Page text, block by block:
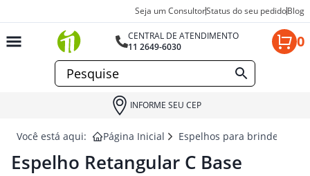
Seja um ConsultorStatus do seu pedidoBlog
CENTRAL DE ATENDIMENTO
11 2649-6030
0
INFORME SEU CEP
Você está aqui: Página Inicial Espelhos para brindes
Espelho Retangular C Base